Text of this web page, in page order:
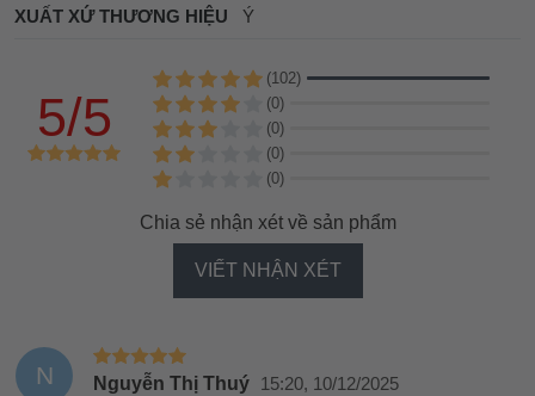
XUẤT XỨ THƯƠNG HIỆU Ý
5/5
(102)
(0)
(0)
(0)
(0)
Chia sẻ nhận xét về sản phẩm
VIẾT NHẬN XÉT
N Nguyễn Thị Thuý 15:20, 10/12/2025